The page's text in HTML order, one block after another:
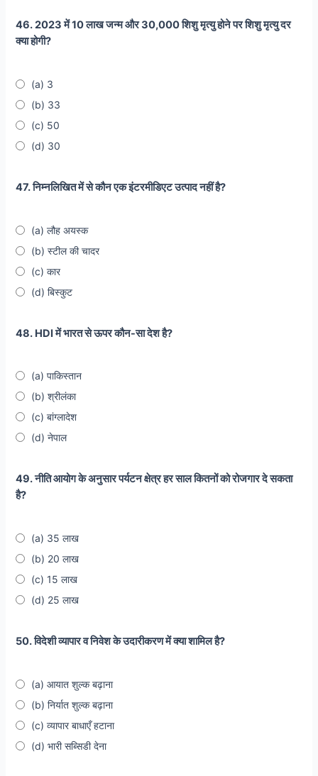
46. 2023 में 10 लाख जन्म और 30,000 शिशु मृत्यु होने पर शिशु मृत्यु दर
क्या होगी?
(a) 3
(b) 33
(c) 50
(d) 30
47. निम्नलिखित में से कौन एक इंटरमीडिएट उत्पाद नहीं है?
(a) लौह अयस्क
(b) स्टील की चादर
(c) कार
(d) बिस्कुट
48. HDI में भारत से ऊपर कौन-सा देश है?
(a) पाकिस्तान
(b) श्रीलंका
(c) बांग्लादेश
(d) नेपाल
49. नीति आयोग के अनुसार पर्यटन क्षेत्र हर साल कितनों को रोजगार दे सकता
है?
(a) 35 लाख
(b) 20 लाख
(c) 15 लाख
(d) 25 लाख
50. विदेशी व्यापार व निवेश के उदारीकरण में क्या शामिल है?
(a) आयात शुल्क बढ़ाना
(b) निर्यात शुल्क बढ़ाना
(c) व्यापार बाधाएँ हटाना
(d) भारी सब्सिडी देना